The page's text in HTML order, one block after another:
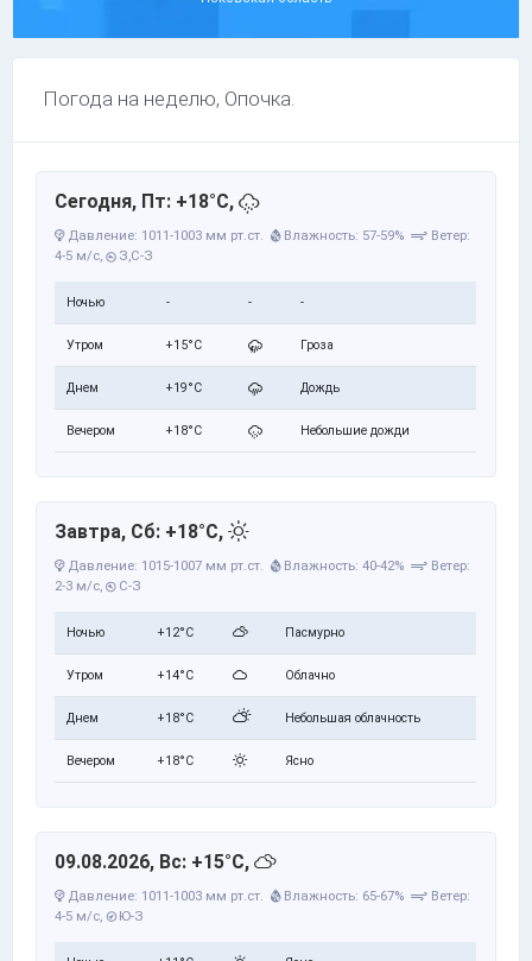
Погода на неделю, Опочка.
Сегодня, Пт: +18°C,
Давление: 1011-1003 мм рт.ст. Влажность: 57-59%
Ветер:
4-5 м/с, З,С-З
Ночью - - -
Утром +15°C Гроза
Днем +19°C Дождь
Вечером +18°C Небольшие дожди
Завтра, Сб: +18°C,
Давление: 1015-1007 мм рт.ст. Влажность: 40-42%
Ветер:
2-3 м/с, С-З
Ночью +12°C Пасмурно
Утром +14°C Облачно
Днем +18°C Небольшая облачность
Вечером +18°C Ясно
09.08.2026, Вс: +15°C,
Давление: 1011-1003 мм рт.ст. Влажность: 65-67%
Ветер:
4-5 м/с, Ю-З